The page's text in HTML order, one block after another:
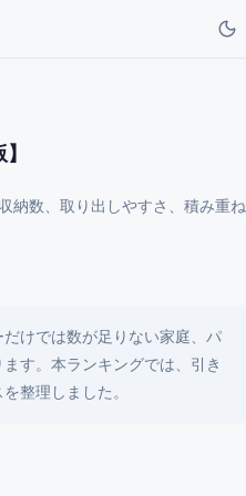
納数、取り出しやすさ、積み重ね
けでは数が足りない家庭、パ
す。本ランキングでは、引き
整理しました。